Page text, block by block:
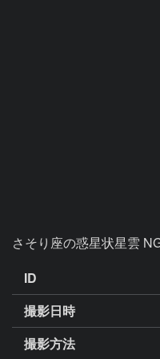
さそり座の惑星状星雲
ID
撮影日時
撮影方法